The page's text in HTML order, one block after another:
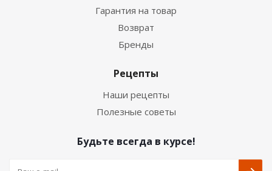
Гарантия на товар
Возврат
Бренды
Рецепты
Наши рецепты
Полезные советы
Будьте всегда в курсе!